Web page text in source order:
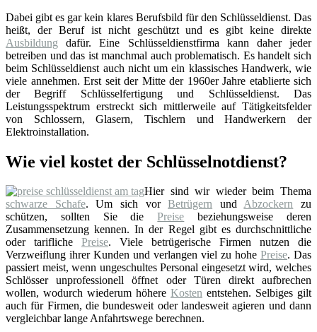
Dabei gibt es gar kein klares Berufsbild für den Schlüsseldienst. Das
heißt, der Beruf ist nicht geschützt und es gibt keine direkte
Ausbildung dafür. Eine Schlüsseldienstfirma kann daher jeder
betreiben und das ist manchmal auch problematisch. Es handelt sich
beim Schlüsseldienst auch nicht um ein klassisches Handwerk, wie
viele annehmen. Erst seit der Mitte der 1960er Jahre etablierte sich
der Begriff Schlüsselfertigung und Schlüsseldienst. Das
Leistungsspektrum erstreckt sich mittlerweile auf Tätigkeitsfelder
von Schlossern, Glasern, Tischlern und Handwerkern der
Elektroinstallation.
Wie viel kostet der Schlüsselnotdienst?
Hier sind wir wieder beim Thema
schwarze Schafe. Um sich vorBetrügern undAbzockern zu
schützen, sollten Sie diePreise beziehungsweise deren
Zusammensetzung kennen. In der Regel gibt es durchschnittliche
oder tarifliche Preise. Viele betrügerische Firmen nutzen die
Verzweiflung ihrer Kunden und verlangen viel zu hohe Preise. Das
passiert meist, wenn ungeschultes Personal eingesetzt wird, welches
Schlösser unprofessionell öffnet oder Türen direkt aufbrechen
wollen, wodurch wiederum höhere Kosten entstehen. Selbiges gilt
auch für Firmen, die bundesweit oder landesweit agieren und dann
vergleichbar lange Anfahrtswege berechnen.